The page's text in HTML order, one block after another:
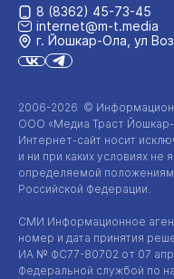
2006-2026 ©
ООО «Медиа Траст
Интернет-сайт носит
и ни при каких условиях
определяемой
Российской Федерации.
СМИ Информационное
номер и дата принятия
ИА № ФС77-80702 от 07
Федеральной службой по
8 (8362) 45-73-45
internet@m-t.media
г. Йошкар‑Ола, ул